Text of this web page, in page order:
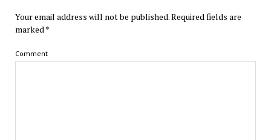
Your email address will not be published.Required fields are
marked*
Comment